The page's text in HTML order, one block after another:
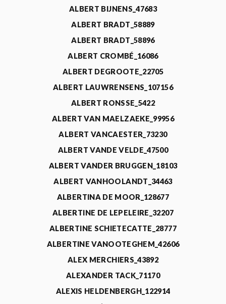
ALBERT BIJNENS_47683
ALBERT BRADT_58889
ALBERT BRADT_58896
ALBERT CROMBÉ_16086
ALBERT DEGROOTE_22705
ALBERT LAUWRENSENS_107156
ALBERT RONSSE_5422
ALBERT VAN MAELZAEKE_99956
ALBERT VANCAESTER_73230
ALBERT VANDE VELDE_47500
ALBERT VANDER BRUGGEN_18103
ALBERT VANHOOLANDT_34463
ALBERTINA DE MOOR_128677
ALBERTINE DE LEPELEIRE_32207
ALBERTINE SCHIETECATTE_28777
ALBERTINE VANOOTEGHEM_42606
ALEX MERCHIERS_43892
ALEXANDER TACK_71170
ALEXIS HELDENBERGH_122914